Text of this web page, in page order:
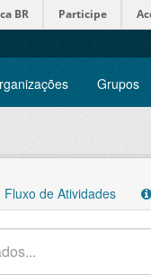
BR Participe
Grupos
Fluxo de Atividades